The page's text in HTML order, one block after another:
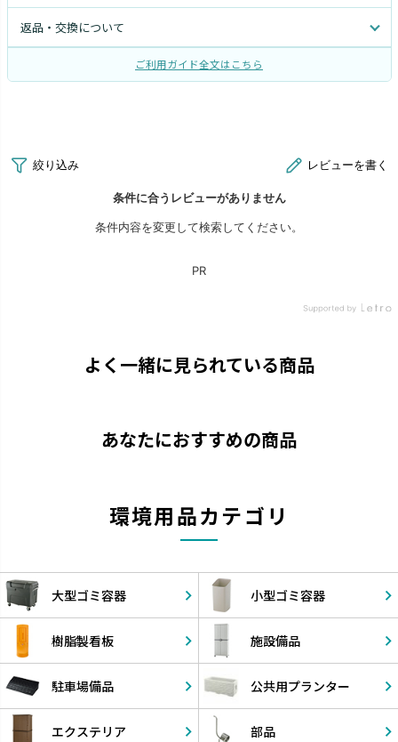
返品・交換について
ご利用ガイド全文はこちら
よく一緒に見られている商品
あなたにおすすめの商品
環境用品カテゴリ
大型ゴミ容器 小型ゴミ容器
樹脂製看板 施設備品
駐車場備品 公共用プランター
エクステリア 部品